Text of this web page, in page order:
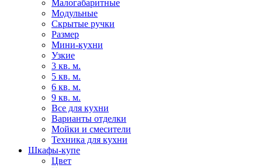
Малогабаритные
Модульные
Скрытые ручки
Размер
Мини-кухни
Узкие
3 кв. м.
5 кв. м.
6 кв. м.
9 кв. м.
Все для кухни
Варианты отделки
Мойки и смесители
Техника для кухни
Шкафы-купе
Цвет